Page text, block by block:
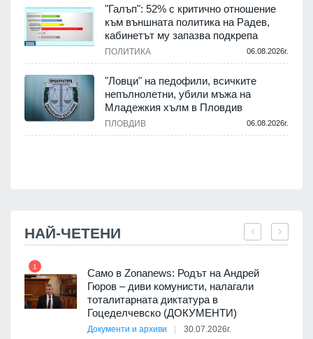
"Галъп": 52% с критично отношение
към външната политика на Радев,
кабинетът му запазва подкрепа
ПОЛИТИКА 06.08.2026г.
"Ловци" на педофили, всичките
непълнолетни, убили мъжа на
Младежкия хълм в Пловдив
ПЛОВДИВ 06.08.2026г.
НАЙ-ЧЕТЕНИ
1
Само в Zonanews: Родът на Андрей
Гюров – диви комунисти, налагали
тоталитарната диктатура в
Гоцеделчевско (ДОКУМЕНТИ)
Документи и архиви 30.07.2026г.